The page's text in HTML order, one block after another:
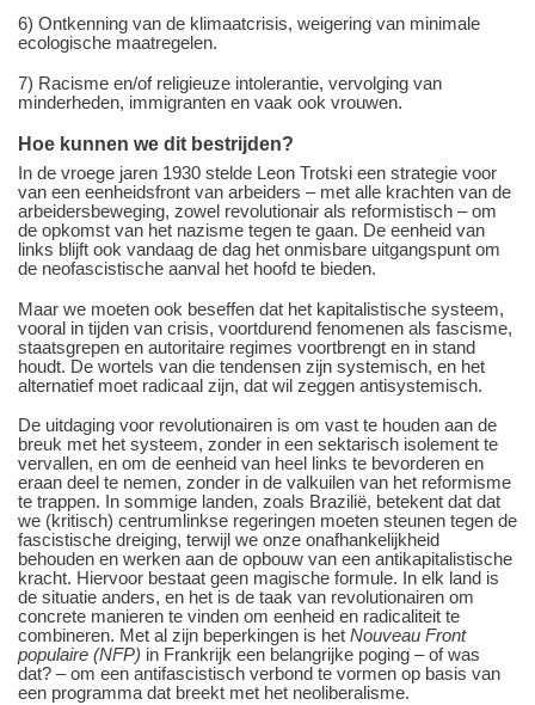
6) Ontkenning van de klimaatcrisis, weigering van minimale
ecologische maatregelen.
7) Racisme en/of religieuze intolerantie, vervolging van
minderheden, immigranten en vaak ook vrouwen.
Hoe kunnen we dit bestrijden?
In de vroege jaren 1930 stelde Leon Trotski een strategie voor
van een eenheidsfront van arbeiders – met alle krachten van de
arbeidersbeweging, zowel revolutionair als reformistisch – om
de opkomst van het nazisme tegen te gaan. De eenheid van
links blijft ook vandaag de dag het onmisbare uitgangspunt om
de neofascistische aanval het hoofd te bieden.
Maar we moeten ook beseffen dat het kapitalistische systeem,
vooral in tijden van crisis, voortdurend fenomenen als fascisme,
staatsgrepen en autoritaire regimes voortbrengt en in stand
houdt. De wortels van die tendensen zijn systemisch, en het
alternatief moet radicaal zijn, dat wil zeggen antisystemisch.
De uitdaging voor revolutionairen is om vast te houden aan de
breuk met het systeem, zonder in een sektarisch isolement te
vervallen, en om de eenheid van heel links te bevorderen en
eraan deel te nemen, zonder in de valkuilen van het reformisme
te trappen. In sommige landen, zoals Brazilië, betekent dat dat
we (kritisch) centrumlinkse regeringen moeten steunen tegen de
fascistische dreiging, terwijl we onze onafhankelijkheid
behouden en werken aan de opbouw van een antikapitalistische
kracht. Hiervoor bestaat geen magische formule. In elk land is
de situatie anders, en het is de taak van revolutionairen om
concrete manieren te vinden om eenheid en radicaliteit te
combineren. Met al zijn beperkingen is het Nouveau Front
populaire (NFP) in Frankrijk een belangrijke poging – of was
dat? – om een antifascistisch verbond te vormen op basis van
een programma dat breekt met het neoliberalisme.